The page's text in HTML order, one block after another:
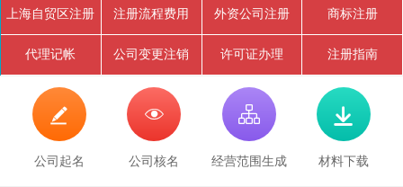
上海自贸区注册 注册流程费用 外资公司注册 商标注册
代理记帐 公司变更注销 许可证办理 注册指南

公司起名

公司核名

经营范围生成

材料下载